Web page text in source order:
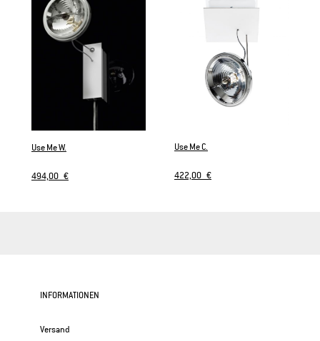
Use Me W.
494,00 €
Use Me C.
422,00 €
INFORMATIONEN
Versand